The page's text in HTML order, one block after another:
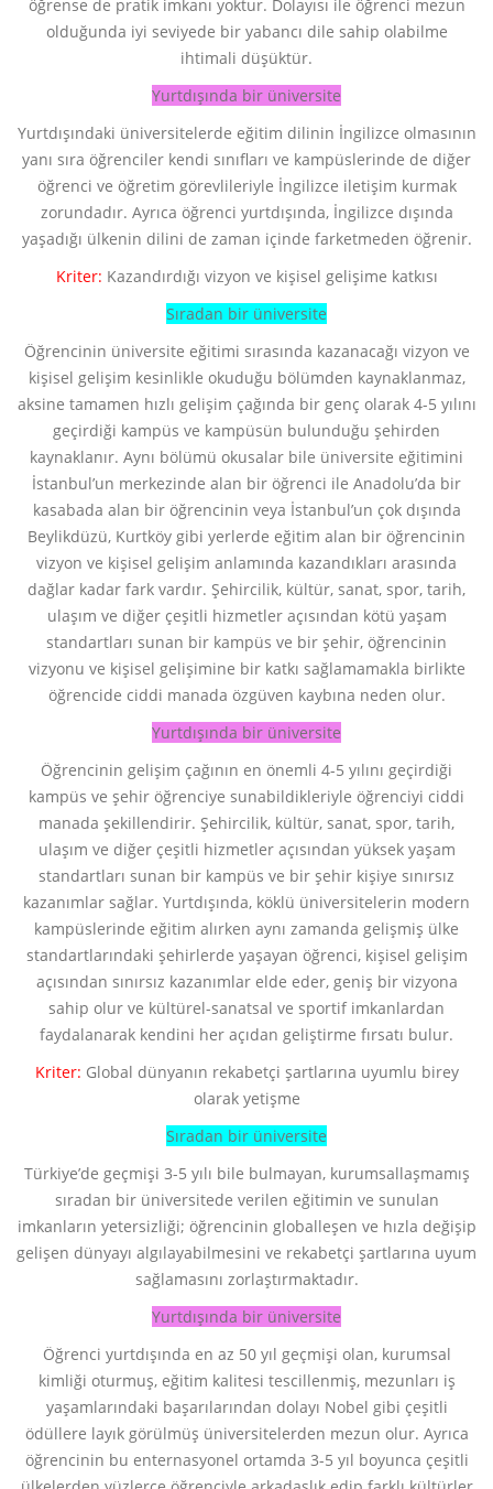
öğrense de pratik imkanı yoktur. Dolayısı ile öğrenci mezun
olduğunda iyi seviyede bir yabancı dile sahip olabilme
ihtimali düşüktür.
Yurtdışında bir üniversite
Yurtdışındaki üniversitelerde eğitim dilinin İngilizce olmasının
yanı sıra öğrenciler kendi sınıfları ve kampüslerinde de diğer
öğrenci ve öğretim görevlileriyle İngilizce iletişim kurmak
zorundadır. Ayrıca öğrenci yurtdışında, İngilizce dışında
yaşadığı ülkenin dilini de zaman içinde farketmeden öğrenir.
Kriter: Kazandırdığı vizyon ve kişisel gelişime katkısı
Sıradan bir üniversite
Öğrencinin üniversite eğitimi sırasında kazanacağı vizyon ve
kişisel gelişim kesinlikle okuduğu bölümden kaynaklanmaz,
aksine tamamen hızlı gelişim çağında bir genç olarak 4-5 yılını
geçirdiği kampüs ve kampüsün bulunduğu şehirden
kaynaklanır. Aynı bölümü okusalar bile üniversite eğitimini
İstanbul’un merkezinde alan bir öğrenci ile Anadolu’da bir
kasabada alan bir öğrencinin veya İstanbul’un çok dışında
Beylikdüzü, Kurtköy gibi yerlerde eğitim alan bir öğrencinin
vizyon ve kişisel gelişim anlamında kazandıkları arasında
dağlar kadar fark vardır. Şehircilik, kültür, sanat, spor, tarih,
ulaşım ve diğer çeşitli hizmetler açısından kötü yaşam
standartları sunan bir kampüs ve bir şehir, öğrencinin
vizyonu ve kişisel gelişimine bir katkı sağlamamakla birlikte
öğrencide ciddi manada özgüven kaybına neden olur.
Yurtdışında bir üniversite
Öğrencinin gelişim çağının en önemli 4-5 yılını geçirdiği
kampüs ve şehir öğrenciye sunabildikleriyle öğrenciyi ciddi
manada şekillendirir. Şehircilik, kültür, sanat, spor, tarih,
ulaşım ve diğer çeşitli hizmetler açısından yüksek yaşam
standartları sunan bir kampüs ve bir şehir kişiye sınırsız
kazanımlar sağlar. Yurtdışında, köklü üniversitelerin modern
kampüslerinde eğitim alırken aynı zamanda gelişmiş ülke
standartlarındaki şehirlerde yaşayan öğrenci, kişisel gelişim
açısından sınırsız kazanımlar elde eder, geniş bir vizyona
sahip olur ve kültürel-sanatsal ve sportif imkanlardan
faydalanarak kendini her açıdan geliştirme fırsatı bulur.
Kriter: Global dünyanın rekabetçi şartlarına uyumlu birey
olarak yetişme
Sıradan bir üniversite
Türkiye’de geçmişi 3-5 yılı bile bulmayan, kurumsallaşmamış
sıradan bir üniversitede verilen eğitimin ve sunulan
imkanların yetersizliği; öğrencinin globalleşen ve hızla değişip
gelişen dünyayı algılayabilmesini ve rekabetçi şartlarına uyum
sağlamasını zorlaştırmaktadır.
Yurtdışında bir üniversite
Öğrenci yurtdışında en az 50 yıl geçmişi olan, kurumsal
kimliği oturmuş, eğitim kalitesi tescillenmiş, mezunları iş
yaşamlarındaki başarılarından dolayı Nobel gibi çeşitli
ödüllere layık görülmüş üniversitelerden mezun olur. Ayrıca
öğrencinin bu enternasyonel ortamda 3-5 yıl boyunca çeşitli